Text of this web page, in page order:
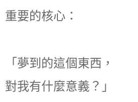
重要的核心：
「夢到的這個東西，
對我有什麼意義？」